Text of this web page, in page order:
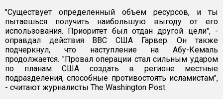
"Существует определенный объем ресурсов, и ты
пытаешься получить наибольшую выгоду от его
использования. Приоритет был отдан другой цели", -
оправдал действия ВВС США Гарвер. Он также
подчеркнул, что наступление на Абу-Кемаль
продолжается. "Провал операции стал сильным ударом
по планам США создать в регионе местные
подразделения, способные противостоять исламистам",
- считают журналисты The Washington Post.